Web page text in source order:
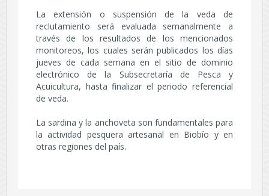
La extensión o suspensión de la veda de
reclutamiento será evaluada semanalmente a
través de los resultados de los mencionados
monitoreos, los cuales serán publicados los días
jueves de cada semana en el sitio de dominio
electrónico de la Subsecretaría de Pesca y
Acuicultura, hasta finalizar el periodo referencial
de veda.
La sardina y la anchoveta son fundamentales para
la actividad pesquera artesanal en Biobío y en
otras regiones del país.